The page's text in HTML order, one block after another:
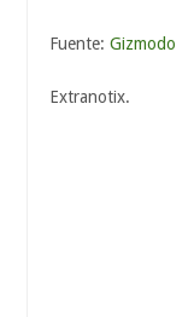
Fuente: Gizmodo
Extranotix.